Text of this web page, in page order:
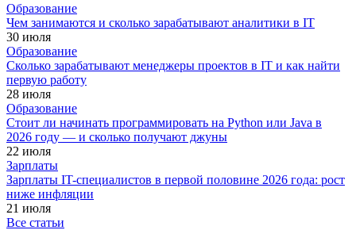
Образование
Чем занимаются и сколько зарабатывают аналитики в IT
30 июля
Образование
Сколько зарабатывают менеджеры проектов в IT и как найти
первую работу
28 июля
Образование
Стоит ли начинать программировать на Python или Java в
2026 году — и сколько получают джуны
22 июля
Зарплаты
Зарплаты IT-специалистов в первой половине 2026 года: рост
ниже инфляции
21 июля
Все статьи